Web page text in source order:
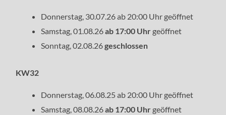
Donnerstag, 30.07.26 ab 20:00 Uhr geöffnet
Samstag, 01.08.26ab 17:00 Uhr geöffnet
Sonntag, 02.08.26geschlossen
KW32
Donnerstag, 06.08.25 ab 20:00 Uhr geöffnet
Samstag, 08.08.26ab 17:00 Uhr geöffnet